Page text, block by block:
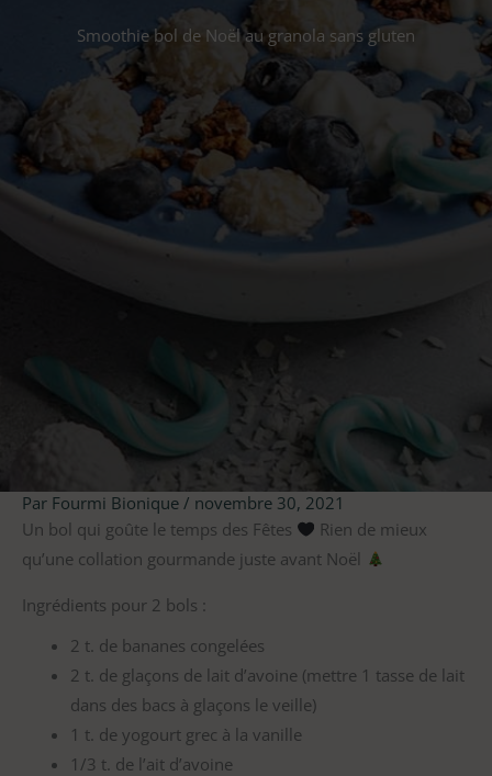
Smoothie bol de Noël au granola sans gluten
Par Fourmi Bionique / novembre 30, 2021
Un bol qui goûte le temps des Fêtes
Rien de mieux
qu’une collation gourmande juste avant Noël
Ingrédients pour 2 bols :
2 t. de bananes congelées
2 t. de glaçons de lait d’avoine (mettre 1 tasse de lait
dans des bacs à glaçons le veille)
1 t. de yogourt grec à la vanille
1/3 t. de l’ait d’avoine